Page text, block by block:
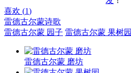
喜欢 (1)
雷德古尔蒙诗歌
雷德古尔蒙 园子 雷德古尔蒙 果树园
雷德古尔蒙 磨坊